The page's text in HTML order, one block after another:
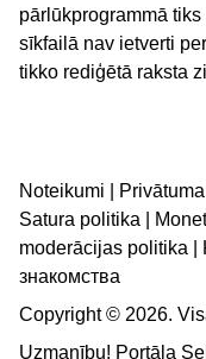
pārlūkprogrammā
sīkfailā nav ietverti
tikko rediģētā raksta
Noteikumi
Satura politika
moderācijas politika
знакомства
Copyright © 2026.
Uzmanību! Portāla